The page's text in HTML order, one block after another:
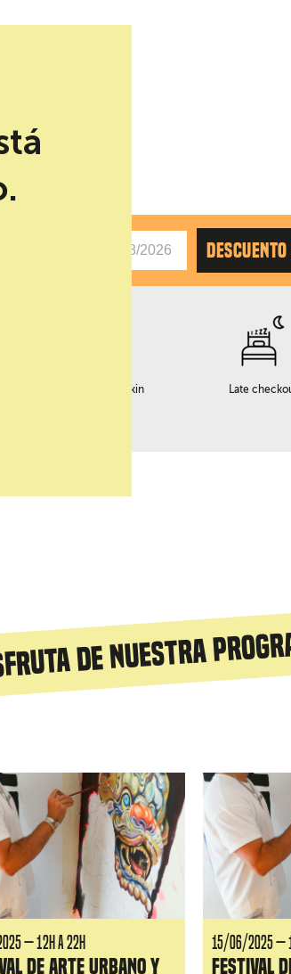
Servicio early checkin Late
de nuestra
— 12H a 22H
de arte urbano y
15/06/2025 —
Festival